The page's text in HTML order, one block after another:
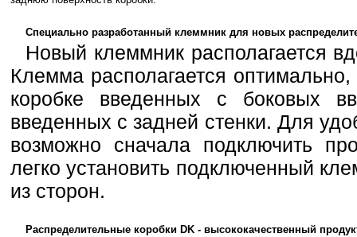
Специально разработанный клеммник для новых
Новый клеммник располагается
Клемма располагается
коробке введенных с боковых
введенных с задней стенки. Для
возможно сначала подключить
легко установить подключенный
из сторон.
Распределительные коробки DK - высококачественный